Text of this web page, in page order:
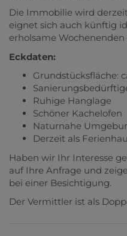
Die Immobilie wird
eignet sich auch künftig
erholsame
Eckdaten:
Grundstücksfläche:
Ruhige Hanglage
Schöner Kachelofen
Naturnahe
Derzeit als
Haben wir Ihr Interesse
auf Ihre Anfrage und
bei einer Besichtigung.
Der Vermittler ist als